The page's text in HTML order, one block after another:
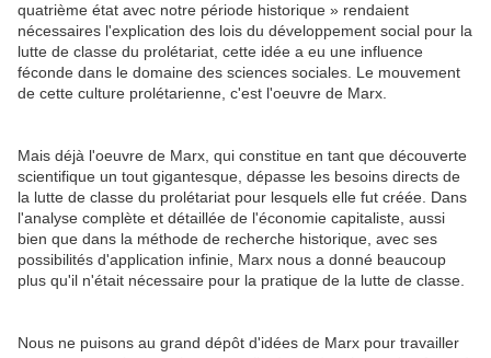
quatrième état avec notre période historique » rendaient
nécessaires l'explication des lois du développement social pour la
lutte de classe du prolétariat, cette idée a eu une influence
féconde dans le domaine des sciences sociales. Le mouvement
de cette culture prolétarienne, c'est l'oeuvre de Marx.
Mais déjà l'oeuvre de Marx, qui constitue en tant que découverte
scientifique un tout gigantesque, dépasse les besoins directs de
la lutte de classe du prolétariat pour lesquels elle fut créée. Dans
l'analyse complète et détaillée de l'économie capitaliste, aussi
bien que dans la méthode de recherche historique, avec ses
possibilités d'application infinie, Marx nous a donné beaucoup
plus qu'il n'était nécessaire pour la pratique de la lutte de classe.
Nous ne puisons au grand dépôt d'idées de Marx pour travailler